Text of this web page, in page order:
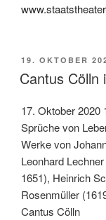
AM
19. OKTOBER
Cantus Cölln
17. Oktober 2020
Sprüche von
Werke von
Leonhard
1651), Heinrich
Rosenmüller
Cantus Cölln